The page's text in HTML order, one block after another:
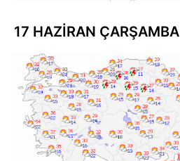
17 HAZİRAN ÇARŞAMBA